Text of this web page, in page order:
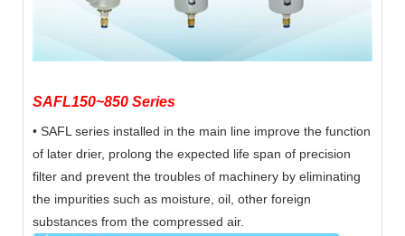
SAFL150~850 Series
• SAFL series installed in the main line improve the function
of later drier, prolong the expected life span of precision
filter and prevent the troubles of machinery by eliminating
the impurities such as moisture, oil, other foreign
substances from the compressed air.